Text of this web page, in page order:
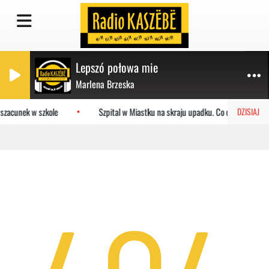
Lepszó połowa mie
Marlena Brzeska
DZISIAJ
w szkole Szpital w Miastku na skraju upadku. Co czeka